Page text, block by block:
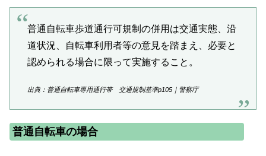
普通自転車歩道通行可規制の併用は交通実態、沿
道状況、自転車利用者等の意見を踏まえ、必要と
認められる場合に限って実施すること。
出典：普通自転車専用通行帯 交通規制基準p105｜警察庁
普通自転車の場合